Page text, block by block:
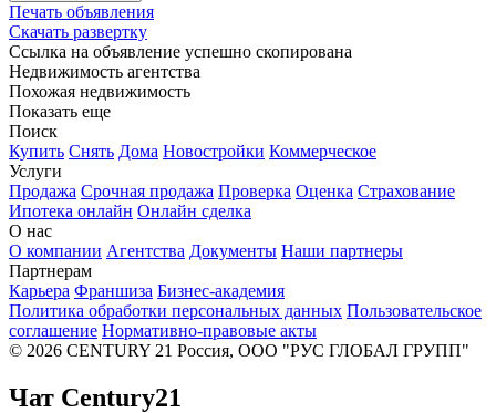
Печать объявления
Скачать развертку
Ссылка на объявление успешно скопирована
Недвижимость агентства
Похожая недвижимость
Показать еще
Поиск
Купить Снять Дома Новостройки Коммерческое
Услуги
Продажа Срочная продажа Проверка Оценка Страхование
Ипотека онлайн Онлайн сделка
О нас
О компании Агентства Документы Наши партнеры
Партнерам
Карьера Франшиза Бизнес-академия
Политика обработки персональных данных Пользовательское
соглашение Нормативно-правовые акты
© 2026 CENTURY 21 Россия, ООО "РУС ГЛОБАЛ ГРУПП"
Чат Century21